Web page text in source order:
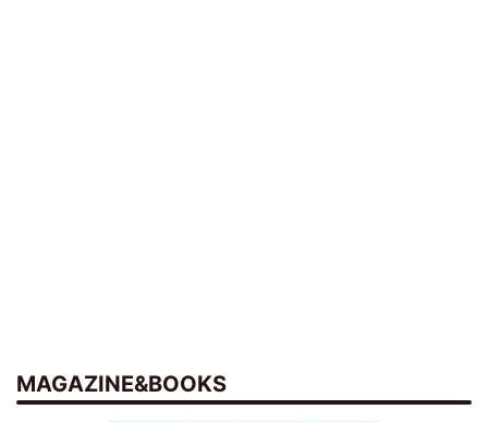
MAGAZINE&BOOKS